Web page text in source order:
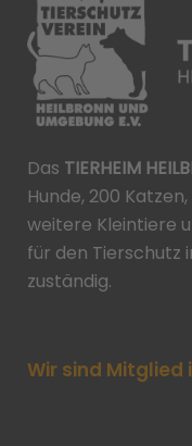
Das TIERHEIM
Hunde, 200
weitere Kleintiere
für den Tierschutz
zuständig.
Wir sind Mitglied